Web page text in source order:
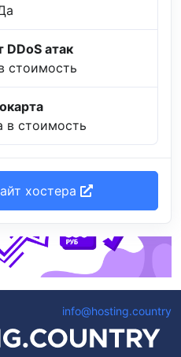
атак
стоимость
в стоимость
хостера
info@hosting.country